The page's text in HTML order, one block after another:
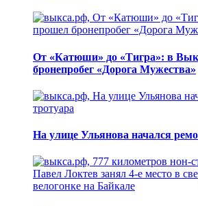
От «Катюши» до «Тигра»: в
бронепробег «Дорога Мужества»
На улице Ульянова начался